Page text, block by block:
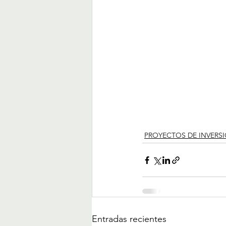
PROYECTOS DE
Entradas recientes